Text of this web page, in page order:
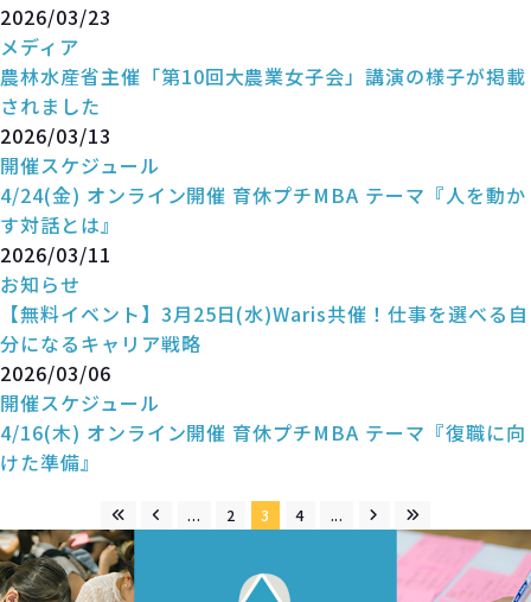
2026/03/23
メディア
農林水産省主催「第10回大農業女子会」講演の様子が掲載
されました
2026/03/13
開催スケジュール
4/24(金) オンライン開催 育休プチMBA テーマ『人を動か
す対話とは』
2026/03/11
お知らせ
【無料イベント】3月25日(水)Waris共催！仕事を選べる自
分になるキャリア戦略
2026/03/06
開催スケジュール
4/16(木) オンライン開催 育休プチMBA テーマ『復職に向
けた準備』
... 2 3 4 ...